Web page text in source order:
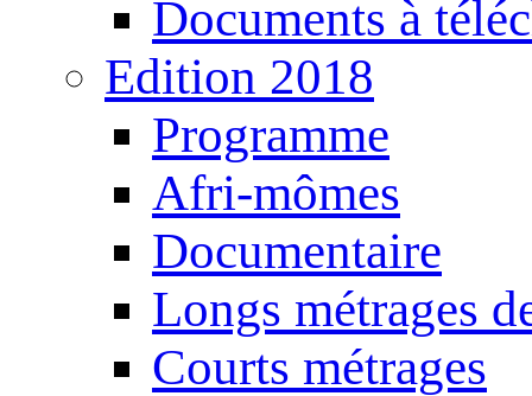
Documents à
Edition 2018
Programme
Afri-mômes
Documentaire
Longs métrages
Courts métrages